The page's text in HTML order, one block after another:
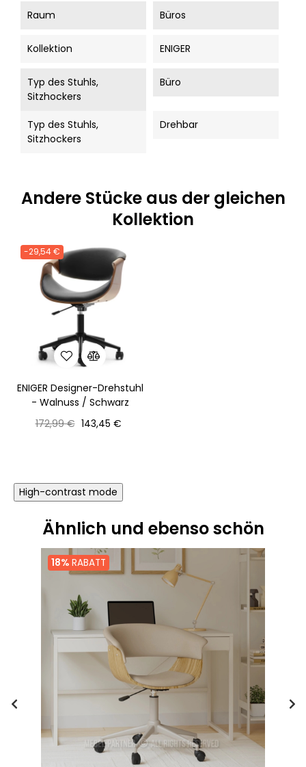
Raum Büros
Kollektion ENIGER
Typ des Stuhls,
Sitzhockers
Büro
Typ des Stuhls,
Sitzhockers
Drehbar
Andere Stücke aus der gleichen
Kollektion
-29,54 €
ENIGER Designer-Drehstuhl
- Walnuss / Schwarz
Normaler
172,99 € Preis
143,45 €
High-contrast mode
Ähnlich und ebenso schön
18% RABATT